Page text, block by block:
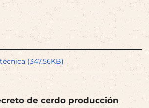
(347.56KB)
de cerdo producción